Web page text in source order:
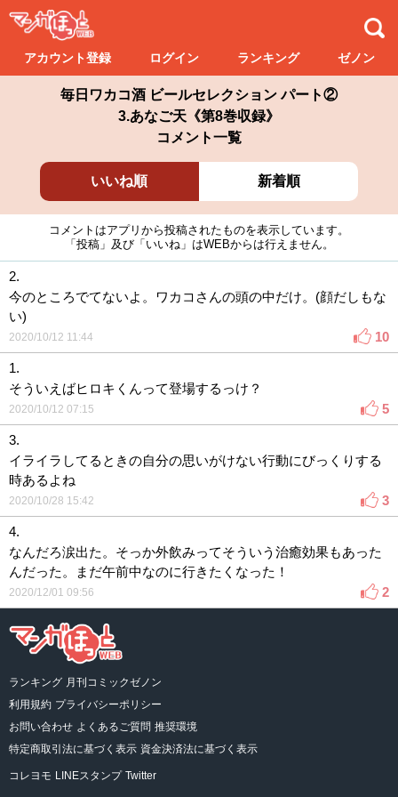
アカウント登録 ログイン ランキング ゼノン
毎日ワカコ酒 ビールセレクション パート②
3.あなご天《第8巻収録》
コメント一覧
いいね順 新着順
コメントはアプリから投稿されたものを表示しています。
「投稿」及び「いいね」はWEBからは行えません。
2.
今のところでてないよ。ワカコさんの頭の中だけ。(顔だしもな
い)
2020/10/12 11:44 10
1.
そういえばヒロキくんって登場するっけ？
2020/10/12 07:15 5
3.
イライラしてるときの自分の思いがけない行動にびっくりする
時あるよね
2020/10/28 15:42 3
4.
なんだろ涙出た。そっか外飲みってそういう治癒効果もあった
んだった。まだ午前中なのに行きたくなった！
2020/12/01 09:56 2
ランキング 月刊コミックゼノン
利用規約 プライバシーポリシー
お問い合わせ よくあるご質問 推奨環境
特定商取引法に基づく表示 資金決済法に基づく表示
コレヨモ LINEスタンプ Twitter